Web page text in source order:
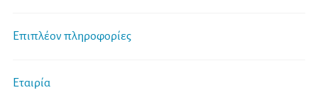
Επιπλέον πληροφορίες
Εταιρία